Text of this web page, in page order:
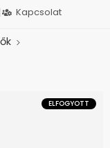
Kapcsolat
ELFOGYOTT